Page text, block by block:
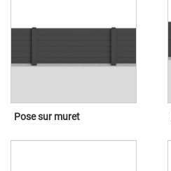
Pose sur muret